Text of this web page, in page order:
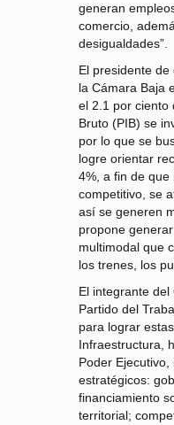
generan
comercio,
desigualdades”.
El presidente
la Cámara Baja
el 2.1 por ciento
Bruto (PIB) se
por lo que se
logre orientar
4%, a fin de que
competitivo, se
así se generen
propone
multimodal que
los trenes, los
El integrante
Partido del
para lograr
Infraestructura,
Poder
estratégicos:
financiamiento
territorial;